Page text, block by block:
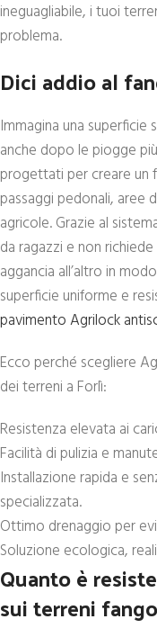
ineguagliabile, i tuoi
problema.
Dici addio al
Immagina una
anche dopo le piogge
progettati per creare un
passaggi pedonali, aree
agricole. Grazie al
da ragazzi e non
aggancia all’altro in
superficie uniforme e
pavimento Agrilock
Ecco perché scegliere
dei terreni a Forlì:
Resistenza elevata ai
Facilità di pulizia e
Installazione rapida e
specializzata.
Ottimo drenaggio per
Soluzione ecologica,
Quanto è
sui terreni